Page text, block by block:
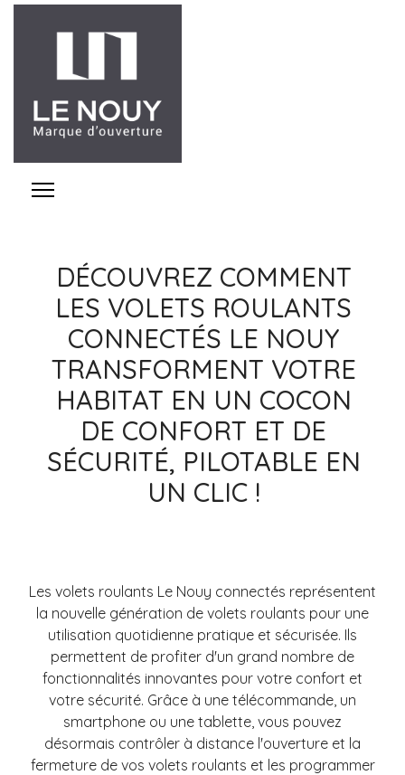
DÉCOUVREZ COMMENT
LES VOLETS ROULANTS
CONNECTÉS LE NOUY
TRANSFORMENT VOTRE
HABITAT EN UN COCON
DE CONFORT ET DE
SÉCURITÉ, PILOTABLE EN
UN CLIC !
Les volets roulants Le Nouy connectés représentent
la nouvelle génération de volets roulants pour une
utilisation quotidienne pratique et sécurisée. Ils
permettent de profiter d'un grand nombre de
fonctionnalités innovantes pour votre confort et
votre sécurité. Grâce à une télécommande, un
smartphone ou une tablette, vous pouvez
désormais contrôler à distance l'ouverture et la
fermeture de vos volets roulants et les programmer